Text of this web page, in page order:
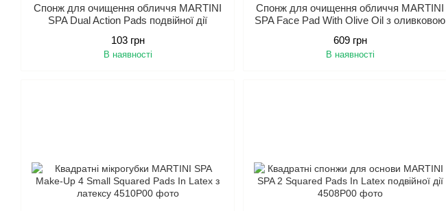
Спонж для очищення обличчя MARTINI
SPA Dual Action Pads подвійної дії
103 грн
В наявності
Спонж для очищення обличчя MARTINI
SPA Face Pad With Olive Oil з оливковою
609 грн
В наявності